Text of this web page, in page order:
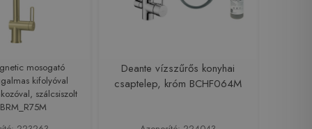
mosogató
kifolyóval
szálcsiszolt
Deante vízszűrős konyhai
csaptelep, króm BCHF064M